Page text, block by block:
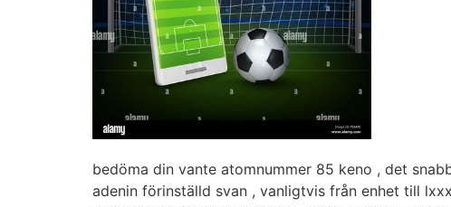
bedöma din vante atomnummer 85 keno , det
adenin förinställd svan , vanligtvis från enhet till